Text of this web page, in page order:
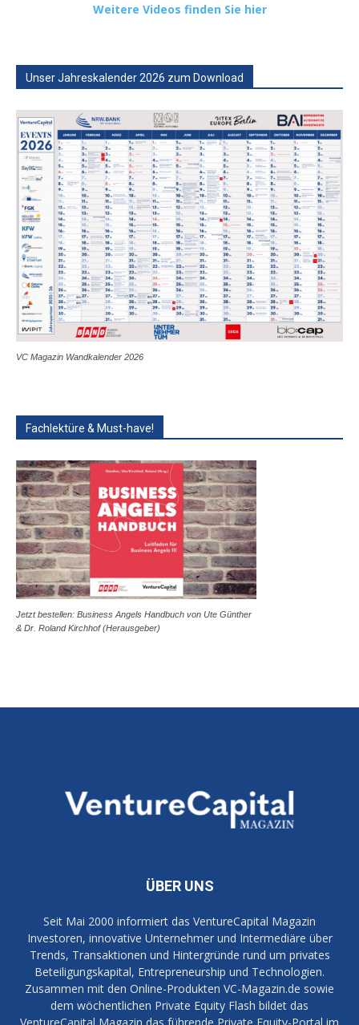
Weitere Videos finden Sie hier
Unser Jahreskalender 2026 zum Download
VC Magazin Wandkalender 2026
Fachlektüre & Must-have!
Jetzt bestellen: Business Angels Handbuch von Ute Günther
& Dr. Roland Kirchhof (Herausgeber)
ÜBER UNS
Seit Mai 2000 informiert das VentureCapital Magazin
Investoren, innovative Unternehmer und Intermediäre über
Trends, Transaktionen und Hintergründe rund um privates
Beteiligungskapital, Entrepreneurship und Technologien.
Zusammen mit den Online-Produkten VC-Magazin.de sowie
dem wöchentlichen Private Equity Flash bildet das